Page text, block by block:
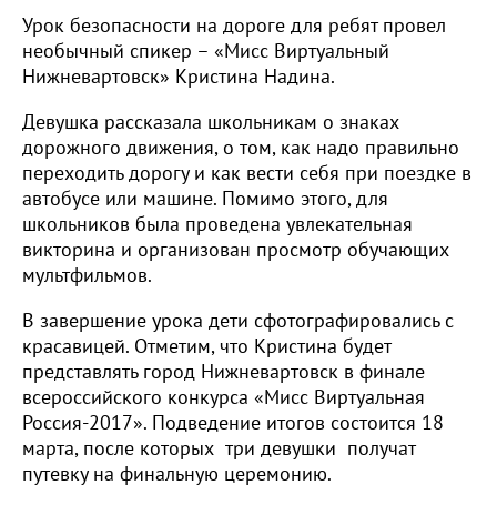
Урок безопасности на дороге для ребят провел
необычный спикер – «Мисс Виртуальный
Нижневартовск» Кристина Надина.
Девушка рассказала школьникам о знаках
дорожного движения, о том, как надо правильно
переходить дорогу и как вести себя при поездке в
автобусе или машине. Помимо этого, для
школьников была проведена увлекательная
викторина и организован просмотр обучающих
мультфильмов.
В завершение урока дети сфотографировались с
красавицей. Отметим, что Кристина будет
представлять город Нижневартовск в финале
всероссийского конкурса «Мисс Виртуальная
Россия-2017». Подведение итогов состоится 18
марта, после которых три девушки получат
путевку на финальную церемонию.